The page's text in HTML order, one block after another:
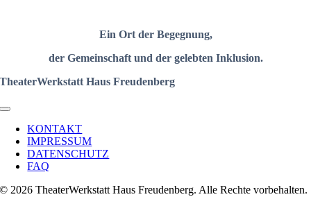
Ein Ort der Begegnung,
der Gemeinschaft und der gelebten Inklusion.
TheaterWerkstatt Haus Freudenberg
Toggle
NavigationKONTAKT
IMPRESSUM
DATENSCHUTZ
FAQ
© 2026 TheaterWerkstatt Haus Freudenberg. Alle Rechte vorbehalten.